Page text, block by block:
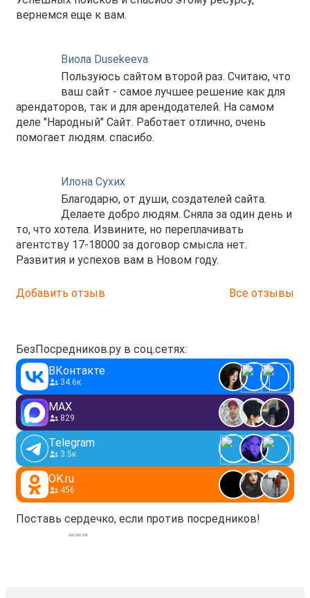
вернемся еще к вам.
Виола Dusekeeva
Пользуюсь сайтом второй раз. Считаю, что
ваш сайт - самое лучшее решение как для
арендаторов, так и для арендодателей. На самом
деле "Народный" Сайт. Работает отлично, очень
помогает людям. спасибо.
Илона Сухих
Благодарю, от души, создателей сайта.
Делаете добро людям. Сняла за один день и
то, что хотела. Извините, но переплачивать
агентству 17-18000 за договор смысла нет.
Развития и успехов вам в Новом году.
Добавить отзыв Все отзывы
БезПосредников.ру в соц.сетях:
ВКонтакте
34.6к
MAX
829
Telegram
3.5к
OK.ru
456
Поставь сердечко, если против посредников!